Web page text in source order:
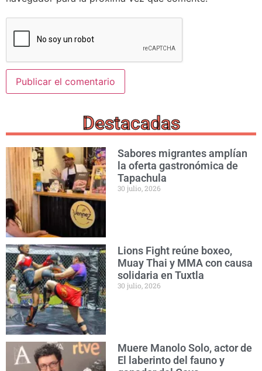
Destacadas
Sabores migrantes amplían
la oferta gastronómica de
Tapachula
30 julio, 2026
Lions Fight reúne boxeo,
Muay Thai y MMA con causa
solidaria en Tuxtla
30 julio, 2026
Muere Manolo Solo, actor de
El laberinto del fauno y